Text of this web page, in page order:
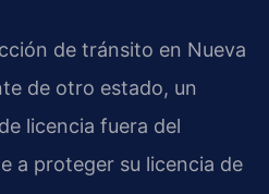
de tránsito en Nueva
de otro estado, un
licencia fuera del
a proteger su licencia de